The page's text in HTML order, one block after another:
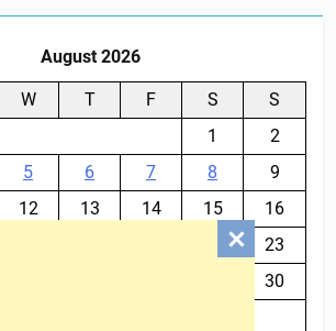
August 2026
W T F S
S
1
2
5 6 7 8
9
12 13 14 15
16
23
30